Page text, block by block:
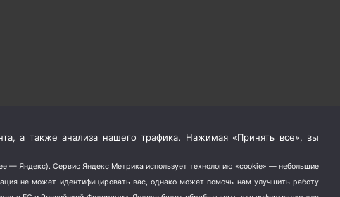
а также анализа нашего трафика. Нажимая «Принять все», вы
— Яндекс). Сервис Яндекс Метрика использует технологию «cookie» — небольшие
не может идентифицировать вас, однако может помочь нам улучшить работу